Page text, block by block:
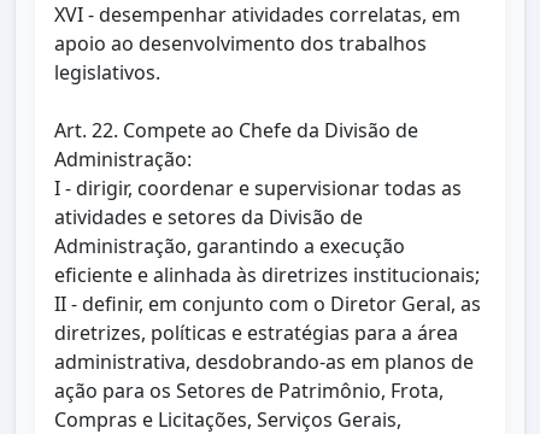
XVI - desempenhar atividades correlatas, em
apoio ao desenvolvimento dos trabalhos
legislativos.
Art. 22. Compete ao Chefe da Divisão de
Administração:
I - dirigir, coordenar e supervisionar todas as
atividades e setores da Divisão de
Administração, garantindo a execução
eficiente e alinhada às diretrizes institucionais;
II - definir, em conjunto com o Diretor Geral, as
diretrizes, políticas e estratégias para a área
administrativa, desdobrando-as em planos de
ação para os Setores de Patrimônio, Frota,
Compras e Licitações, Serviços Gerais,